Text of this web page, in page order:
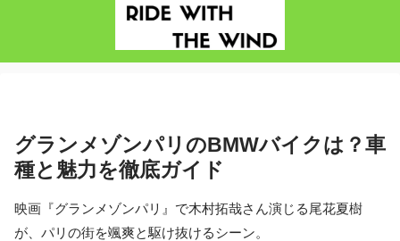
グランメゾンパリのBMWバイクは？車
種と魅力を徹底ガイド
映画『グランメゾンパリ』で木村拓哉さん演じる尾花夏樹
が、パリの街を颯爽と駆け抜けるシーン。